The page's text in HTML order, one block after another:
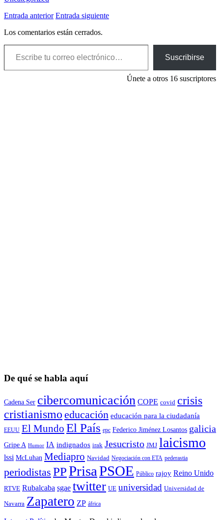
Entrada anterior Entrada siguiente
Los comentarios están cerrados.
Escribe tu correo electrónico…
Suscribirse
Únete a otros 16 suscriptores
De qué se habla aquí
Cadena Ser cibercomunicación COPE covid crisis
cristianismo educación educación para la ciudadaní­a
EEUU El Mundo El País epc Federico Jiménez Losantos galicia
Gripe A Humor IA indignados irak Jesucristo JMJ laicismo
lssi McLuhan Mediapro Navidad Negociación con ETA pederastia
periodistas PPPrisaPSOE Público rajoy Reino Unido
RTVE Rubalcaba sgae twitter UE universidad Universidad de
Navarra Zapatero ZP áfrica